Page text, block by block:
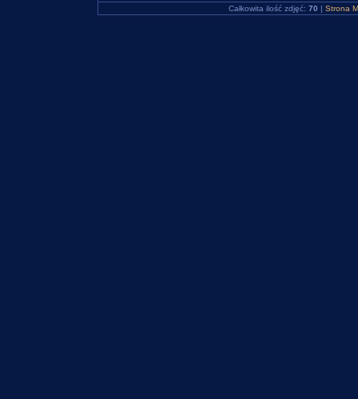
Całkowita ilość zdjęć: 70 | Strona